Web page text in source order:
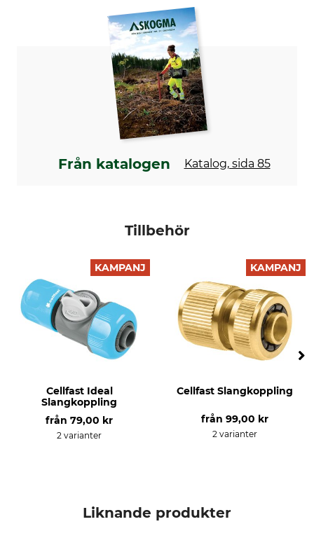
Produkttyp
Multidusch
Från katalogen Katalog, sida 85
Tillbehör
KAMPANJ
Cellfast Ideal
Slangkoppling
från 79,00 kr
2 varianter
KAMPANJ
Cellfast Slangkoppling
från 99,00 kr
2 varianter
Liknande produkter